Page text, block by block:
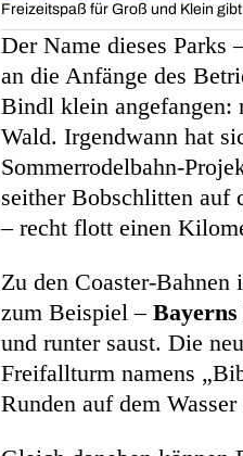
Freizeitspaß für Groß und Klein
Der Name dieses Parks
an die Anfänge des
Bindl klein
Wald. Irgendwann hat
Sommerrodelbahn-
seither Bobschlitten auf
– recht flott einen
Zu den Coaster-
zum Beispiel –
und runter saust. Die
Freifallturm namens
Runden auf dem Wasser